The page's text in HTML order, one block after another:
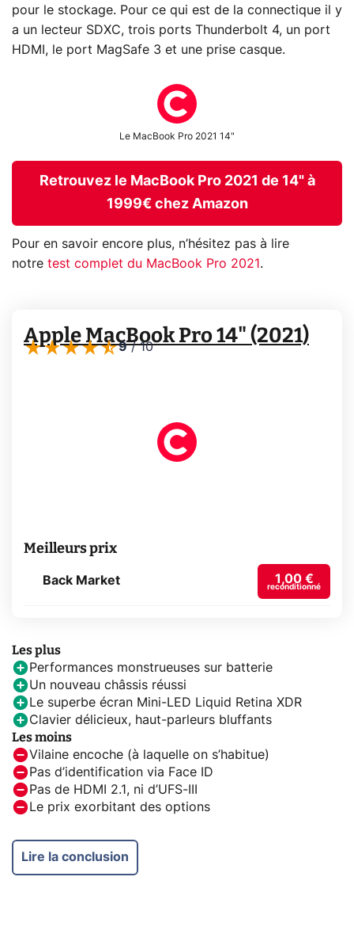
pour le stockage. Pour ce qui est de la connectique il y
a un lecteur SDXC, trois ports Thunderbolt 4, un port
HDMI, le port MagSafe 3 et une prise casque.
Le MacBook Pro 2021 14"
Retrouvez le MacBook Pro 2021 de 14" à
1999€ chez Amazon
Pour en savoir encore plus, n’hésitez pas à lire
notre test complet du MacBook Pro 2021 .
Apple MacBook Pro 14" (2021)
9/10
Meilleurs prix
Back Market 1,00 €
reconditionné
Les plus
Performances monstrueuses sur batterie
Un nouveau châssis réussi
Le superbe écran Mini-LED Liquid Retina XDR
Clavier délicieux, haut-parleurs bluffants
Les moins
Vilaine encoche (à laquelle on s’habitue)
Pas d’identification via Face ID
Pas de HDMI 2.1, ni d’UFS-III
Le prix exorbitant des options
Lire la conclusion